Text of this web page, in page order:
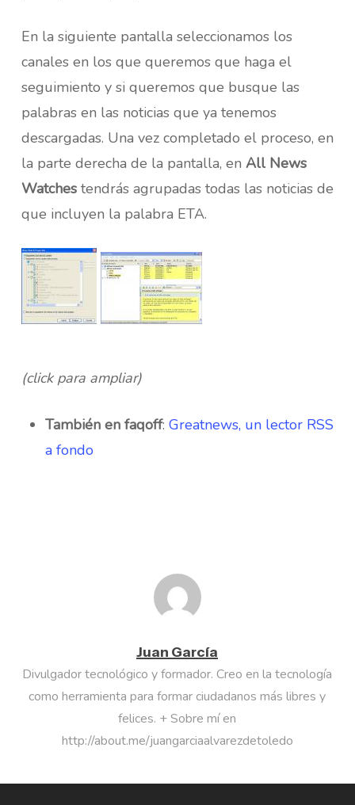
En la siguiente pantalla seleccionamos los
canales en los que queremos que haga el
seguimiento y si queremos que busque las
palabras en las noticias que ya tenemos
descargadas. Una vez completado el proceso, en
la parte derecha de la pantalla, en All News
Watches tendrás agrupadas todas las noticias de
que incluyen la palabra ETA.
(click para ampliar)
También en faqoff: Greatnews, un lector RSS
a fondo
Juan García
Divulgador tecnológico y formador. Creo en la tecnología
como herramienta para formar ciudadanos más libres y
felices. + Sobre mí en
http://about.me/juangarciaalvarezdetoledo